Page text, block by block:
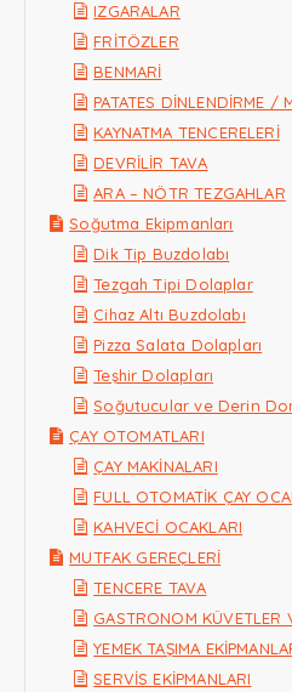
IZGARALAR
FRİTÖZLER
BENMARİ
PATATES DİNLENDİRME /
KAYNATMA TENCERELERİ
DEVRİLİR TAVA
ARA – NÖTR TEZGAHLAR
Soğutma Ekipmanları
Dik Tip Buzdolabı
Tezgah Tipi Dolaplar
Cihaz Altı Buzdolabı
Pizza Salata Dolapları
Teşhir Dolapları
Soğutucular ve Derin
ÇAY OTOMATLARI
ÇAY MAKİNALARI
FULL OTOMATİK ÇAY
KAHVECİ OCAKLARI
MUTFAK GEREÇLERİ
TENCERE TAVA
GASTRONOM KÜVETLER
YEMEK TAŞIMA
SERVİS EKİPMANLARI